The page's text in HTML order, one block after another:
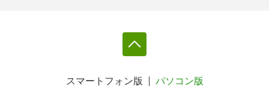
スマートフォン版 パソコン版